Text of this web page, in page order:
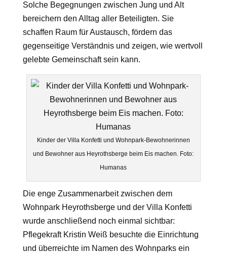
Solche Begegnungen zwischen Jung und Alt
bereichern den Alltag aller Beteiligten. Sie
schaffen Raum für Austausch, fördern das
gegenseitige Verständnis und zeigen, wie wertvoll
gelebte Gemeinschaft sein kann.
Kinder der Villa Konfetti und Wohnpark-Bewohnerinnen
und Bewohner aus Heyrothsberge beim Eis machen. Foto:
Humanas
Die enge Zusammenarbeit zwischen dem
Wohnpark Heyrothsberge und der Villa Konfetti
wurde anschließend noch einmal sichtbar:
Pflegekraft Kristin Weiß besuchte die Einrichtung
und überreichte im Namen des Wohnparks ein